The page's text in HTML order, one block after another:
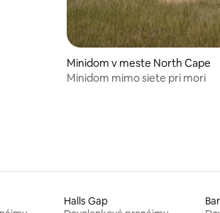
Minidom v meste North Cape
Minidom mimo siete pri mori
Halls Gap